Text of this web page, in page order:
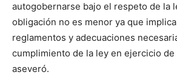
autogobernarse bajo el respeto de la
obligación no es menor ya que
reglamentos y adecuaciones
cumplimiento de la ley en ejercicio de
aseveró.